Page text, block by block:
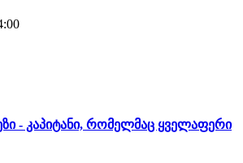
- კაპიტანი, რომელმაც ყველაფერი